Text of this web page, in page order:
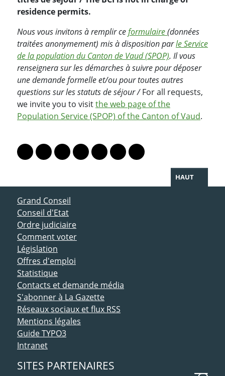
residence permits.
Nous vous invitons à remplir ceformulaire(données
traitées anonymement) mis à disposition parle Service
de la population du Canton de Vaud (SPOP). Il vous
renseignera sur les démarches à suivre pour déposer
une demande formelle et/ou pour toutes autres
questions sur les statuts de séjour /For all requests,
we invite you to visitthe web page of the
Population Service (SPOP) of the Canton of Vaud.
Lien vers le profil Mastodon
Lien vers le profil Bluesky
Lien vers le profil Instagram
Lien vers le profil Linkedin
Lien vers le profil Facebook
Lien vers le profil Twitter
Partager par WhatsApp
HAUT
ACCÈS DIRECT
Grand Conseil
Conseil d'Etat
Ordre judiciaire
Comment voter
Législation
Offres d'emploi
Statistique
Contacts et demande média
S'abonner à La Gazette
Réseaux sociaux et flux RSS
Mentions légales
Guide TYPO3
Intranet
SITES PARTENAIRES